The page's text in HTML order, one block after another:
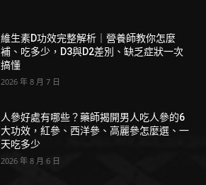
維生素D功效完整解析｜營養師教你怎麼
補、吃多少，D3與D2差別、缺乏症狀一次
搞懂
2026 年 8 月 7 日
人參好處有哪些？藥師揭開男人吃人參的6
大功效，紅參、西洋參、高麗參怎麼選、一
天吃多少
2026 年 8 月 6 日